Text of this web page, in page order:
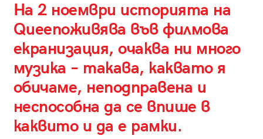
На 2 ноември историята на
Queenоживява във филмова
екранизация, очаква ни много
музика – такава, каквато я
обичаме, неподправена и
неспособна да се впише в
каквито и да е рамки.